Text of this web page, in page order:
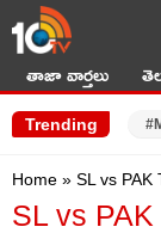
తాజా వార్తలు
Trending
Home » SL vs PAK
SL vs